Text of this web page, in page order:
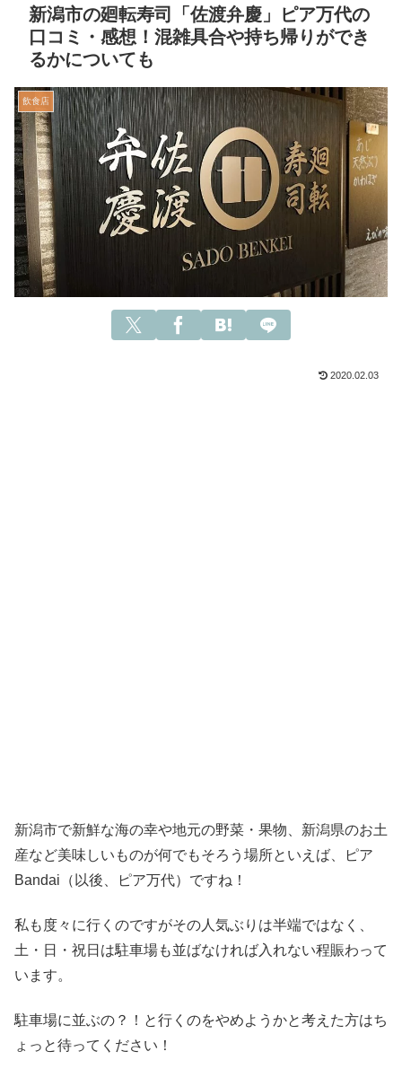
新潟市の廻転寿司「佐渡弁慶」ピア万代の
口コミ・感想！混雑具合や持ち帰りができ
るかについても
飲食店
2020.02.03
新潟市で新鮮な海の幸や地元の野菜・果物、新潟県のお土
産など美味しいものが何でもそろう場所といえば、ピア
Bandai（以後、ピア万代）ですね！
私も度々に行くのですがその人気ぶりは半端ではなく、
土・日・祝日は駐車場も並ばなければ入れない程賑わって
います。
駐車場に並ぶの？！と行くのをやめようかと考えた方はち
ょっと待ってください！